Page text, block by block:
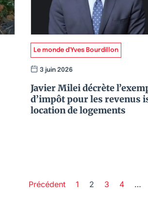
Le monde d'Yves Bourdillon
3 juin 2026
Javier Milei décrète
d’impôt pour les revenus
location de logements
Précédent 1 2 3 4 …